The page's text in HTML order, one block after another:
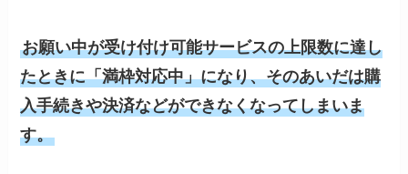
お願い中が受け付け可能サービスの上限数に達し
たときに「満枠対応中」になり、そのあいだは購
入手続きや決済などができなくなってしまいま
す。